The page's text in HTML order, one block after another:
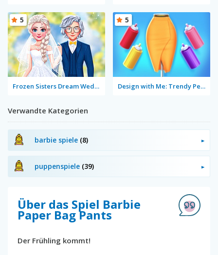
Frozen Sisters Dream Wedding
5
Design with Me: Trendy Pencil skirt
5
Verwandte Kategorien
barbie spiele (8)
puppenspiele (39)
Über das Spiel Barbie
Paper Bag Pants
Der Frühling kommt!